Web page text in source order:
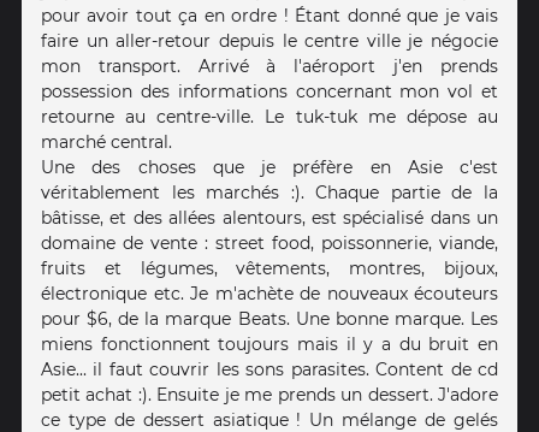
pour avoir tout ça en ordre ! Étant donné que je vais
faire un aller-retour depuis le centre ville je négocie
mon transport. Arrivé à l'aéroport j'en prends
possession des informations concernant mon vol et
retourne au centre-ville. Le tuk-tuk me dépose au
marché central.
Une des choses que je préfère en Asie c'est
véritablement les marchés :). Chaque partie de la
bâtisse, et des allées alentours, est spécialisé dans un
domaine de vente : street food, poissonnerie, viande,
fruits et légumes, vêtements, montres, bijoux,
électronique etc. Je m'achète de nouveaux écouteurs
pour $6, de la marque Beats. Une bonne marque. Les
miens fonctionnent toujours mais il y a du bruit en
Asie... il faut couvrir les sons parasites. Content de cd
petit achat :). Ensuite je me prends un dessert. J'adore
ce type de dessert asiatique ! Un mélange de gelés